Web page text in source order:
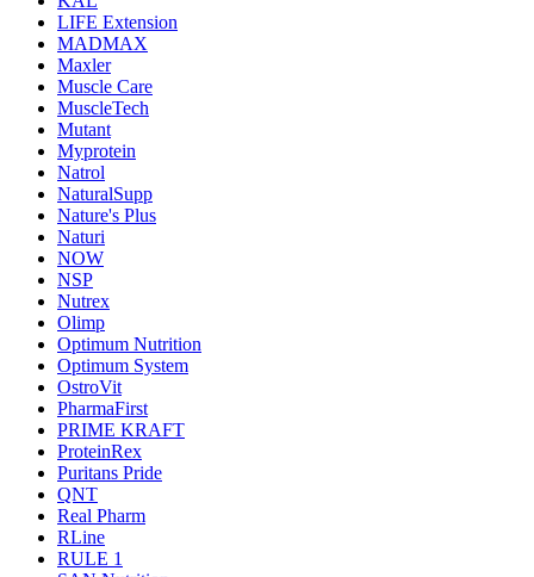
LIFE Extension
MADMAX
Maxler
Muscle Care
MuscleTech
Mutant
Myprotein
Natrol
NaturalSupp
Nature's Plus
Naturi
NOW
NSP
Nutrex
Olimp
Optimum Nutrition
Optimum System
OstroVit
PharmaFirst
PRIME KRAFT
ProteinRex
Puritans Pride
QNT
Real Pharm
RLine
RULE 1